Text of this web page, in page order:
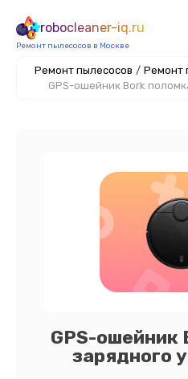
robocleaner-iq.ru
Ремонт пылесосов в Москве
Ремонт пылесосов / Ремонт
GPS-ошейник Bork
GPS-ошейник
зарядного